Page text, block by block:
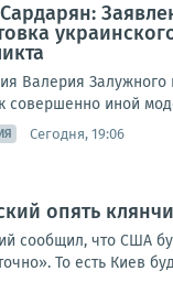
Валерия Залужного
совершенно иной
Сегодня, 19:06
опять
сообщил, что США
То есть Киев